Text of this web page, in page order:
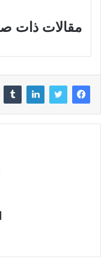
مقالات ذات